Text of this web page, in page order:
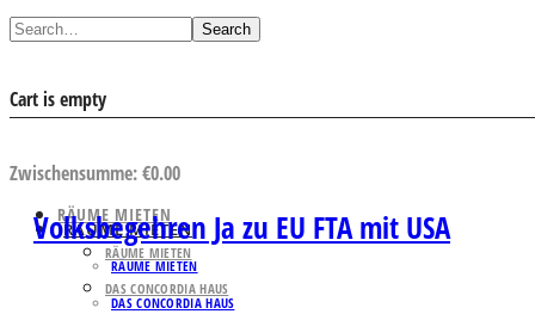
Search
Cart is empty
Zwischensumme:€0.00
RÄUME MIETEN
RÄUME MIETEN
DAS CONCORDIA HAUS
RÄUME MIETEN
RÄUME MIETEN
DAS CONCORDIA HAUS
Volksbegehren Ja zu EU FTA mit USA